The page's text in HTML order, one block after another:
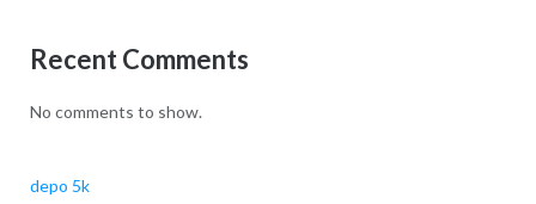
Recent Comments
No comments to show.
depo 5k